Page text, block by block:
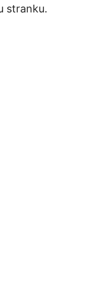
stranku.